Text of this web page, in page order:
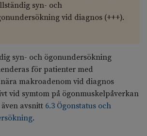
syn- och
vid diagnos (+++).
syn- och ögonundersökning
för patienter med
makroadenom vid diagnos
vid symtom på ögonmuskelpåverkan
även avsnitt 6.3 Ögonstatus och
.